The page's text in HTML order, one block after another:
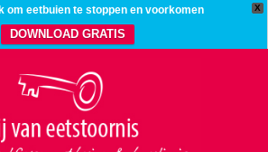
X
om eetbuien te stoppen en voorkomen
DOWNLOAD GRATIS